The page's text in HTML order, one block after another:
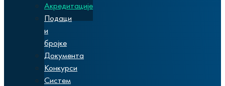
Акредитације
Подаци
и
бројке
Документа
Конкурси
Систем